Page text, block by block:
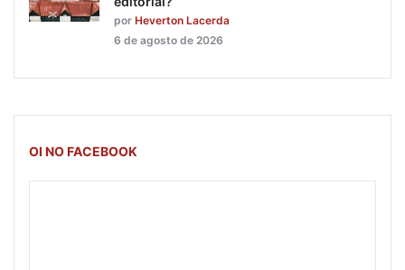
por Heverton Lacerda
6 de agosto de 2026
OI NO FACEBOOK